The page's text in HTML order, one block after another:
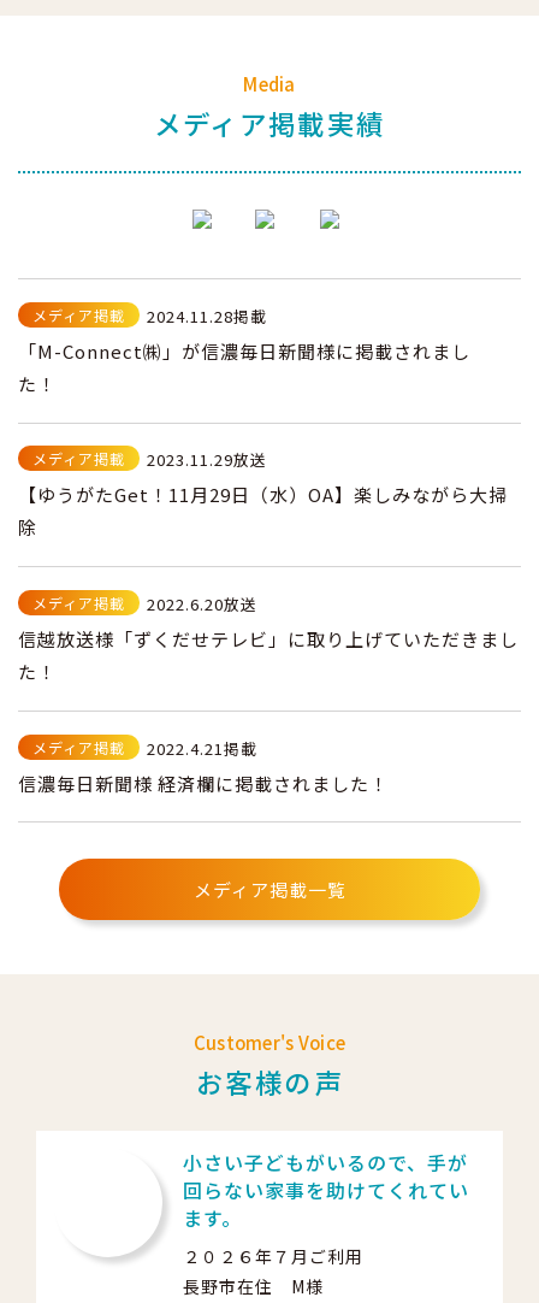
Media
メディア掲載実績
メディア掲載 2024.11.28掲載
「M-Connect㈱」が信濃毎日新聞様に掲載されまし
た！
メディア掲載 2023.11.29放送
【ゆうがたGet！11月29日（水）OA】楽しみながら大掃
除
メディア掲載 2022.6.20放送
信越放送様「ずくだせテレビ」に取り上げていただきまし
た！
メディア掲載 2022.4.21掲載
信濃毎日新聞様 経済欄に掲載されました！
メディア掲載一覧
Customer's Voice
お客様の声
小さい子どもがいるので、手が
回らない家事を助けてくれてい
ます。
２０２６年７月ご利用
長野市在住 M様